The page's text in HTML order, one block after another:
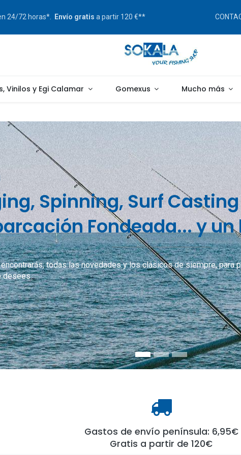
24/72 horas*. Envío gratis a partir 120 €**
Vinilos y Egi Calamar Gomexus Mucho más
Spinning, Surf Casting
Fondeada... y
encontrarás, todas las novedades y los clásicos de siempre, para
desees.
Gastos de envío península: 6,95€
Gratis a partir de 120€